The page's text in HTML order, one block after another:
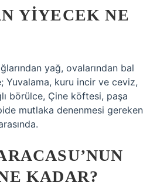
YIYECEK NE
yağ, ovalarından bal
Yuvalama, kuru incir ve ceviz,
börülce, Çine köftesi, paşa
mutlaka denenmesi gereken
KADAR?